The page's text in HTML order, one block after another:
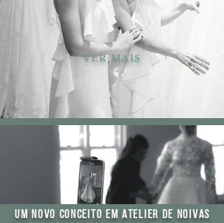
VER MAIS
Um novo conceito em Atelier de Noivas